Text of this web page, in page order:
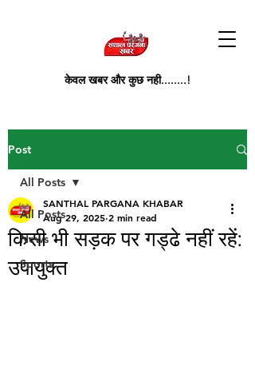
केवल खबर और कुछ नही........!
Post
All Posts
News
Sports
All Posts
किसी भी सड़क पर गड्ढे नहीं रहें:
उपायुक्त
SANTHAL PARGANA KHABAR
Aug 29, 2025 2 min read